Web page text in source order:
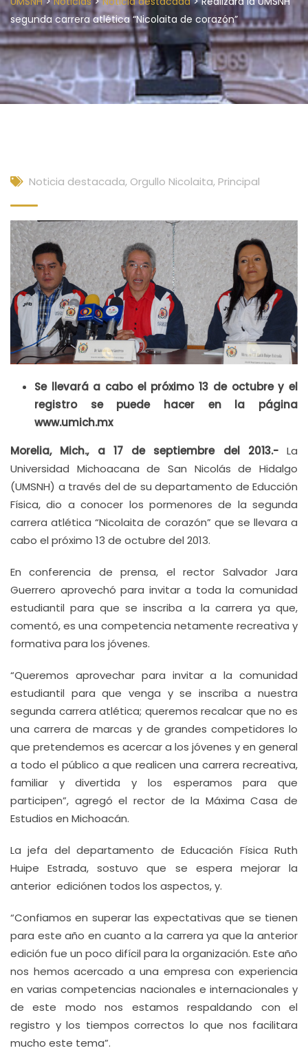
segunda carrera atlética “Nicolaita de corazón”
Noticia destacada, Orgullo Nicolaita, Principal
Se llevará a cabo el próximo 13 de octubre y el
registro se puede hacer en la página
www.umich.mx
Morelia, Mich., a 17 de septiembre del 2013.- La
Universidad Michoacana de San Nicolás de Hidalgo
(UMSNH) a través del de su departamento de Educción
Física, dio a conocer los pormenores de la segunda
carrera atlética “Nicolaita de corazón” que se llevara a
cabo el próximo 13 de octubre del 2013.
En conferencia de prensa, el rector Salvador Jara
Guerrero aprovechó para invitar a toda la comunidad
estudiantil para que se inscriba a la carrera ya que,
comentó, es una competencia netamente recreativa y
formativa para los jóvenes.
“Queremos aprovechar para invitar a la comunidad
estudiantil para que venga y se inscriba a nuestra
segunda carrera atlética; queremos recalcar que no es
una carrera de marcas y de grandes competidores lo
que pretendemos es acercar a los jóvenes y en general
a todo el público a que realicen una carrera recreativa,
familiar y divertida y los esperamos para que
participen”, agregó el rector de la Máxima Casa de
Estudios en Michoacán.
La jefa del departamento de Educación Física Ruth
Huipe Estrada, sostuvo que se espera mejorar la
anterior ediciónen todos los aspectos, y.
“Confiamos en superar las expectativas que se tienen
para este año en cuanto a la carrera ya que la anterior
edición fue un poco difícil para la organización. Este año
nos hemos acercado a una empresa con experiencia
en varias competencias nacionales e internacionales y
de este modo nos estamos respaldando con el
registro y los tiempos correctos lo que nos facilitara
mucho este tema”.